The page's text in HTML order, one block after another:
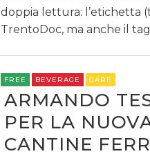
RICERCHE
PREVISIONI/
doppia lettura: l’etichetta
TrentoDoc, ma anche il
FREE BEVERAGE GARE
ARMANDO
PER LA
CANTINE